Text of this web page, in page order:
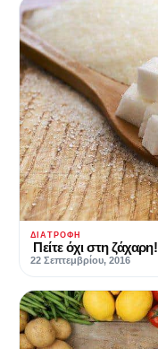
ΔΙΑΤΡΟΦΉ
Πείτε όχι στη ζάχαρη!
22 Σεπτεμβρίου, 2016